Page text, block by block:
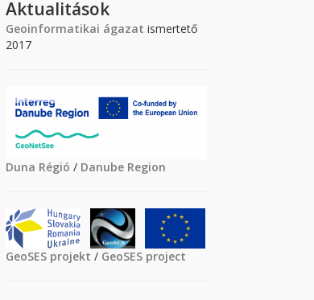
Aktualitások
Geoinformatikai ágazat ismertető
2017
Duna Régió / Danube Region
GeoSES projekt / GeoSES project